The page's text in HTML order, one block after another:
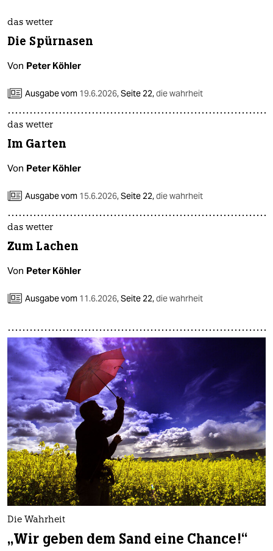
das wetter
Die Spürnasen
Von Peter Köhler
Ausgabe vom 19.6.2026,Seite 22,die wahrheit
das wetter
Im Garten
Von Peter Köhler
Ausgabe vom 15.6.2026,Seite 22,die wahrheit
das wetter
Zum Lachen
Von Peter Köhler
Ausgabe vom 11.6.2026,Seite 22,die wahrheit
Die Wahrheit
„Wir geben dem Sand eine Chance!“